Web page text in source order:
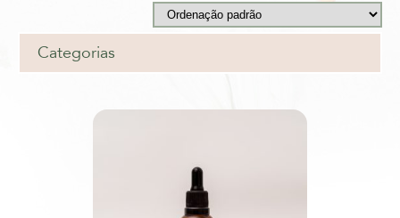
Categorias